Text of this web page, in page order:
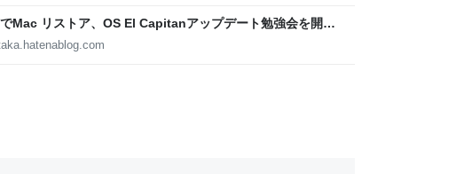
Mac リストア、OS El Capitanアップデート勉強会を開催
shift